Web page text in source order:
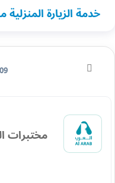
خدمة الزيارة المنزلية
مختبرات